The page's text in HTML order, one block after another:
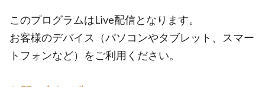
このプログラムはLive配信となります。
お客様のデバイス（パソコンやタブレット、スマー
トフォンなど）をご利用ください。